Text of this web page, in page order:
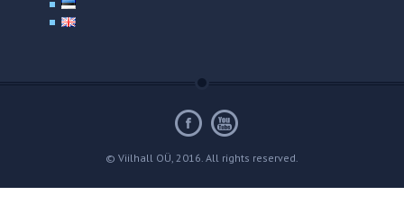
© Viilhall OÜ, 2016. All rights reserved.